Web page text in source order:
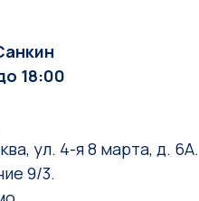
18:00
ул. 4-я 8 марта, д. 6А.
9/3.